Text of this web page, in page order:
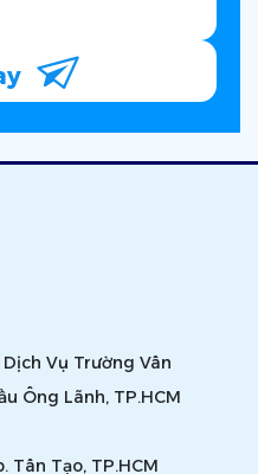
Vụ Trường Vân
Ông Lãnh, TP.HCM
Tân Tạo, TP.HCM